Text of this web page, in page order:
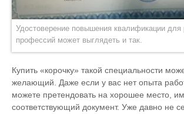
Удостоверение повышения квалификации для
профессий может выглядеть и так.
Купить «корочку» такой специальности
желающий. Даже если у вас нет опыта
можете претендовать на хорошее место,
соответствующий документ. Уже давно не